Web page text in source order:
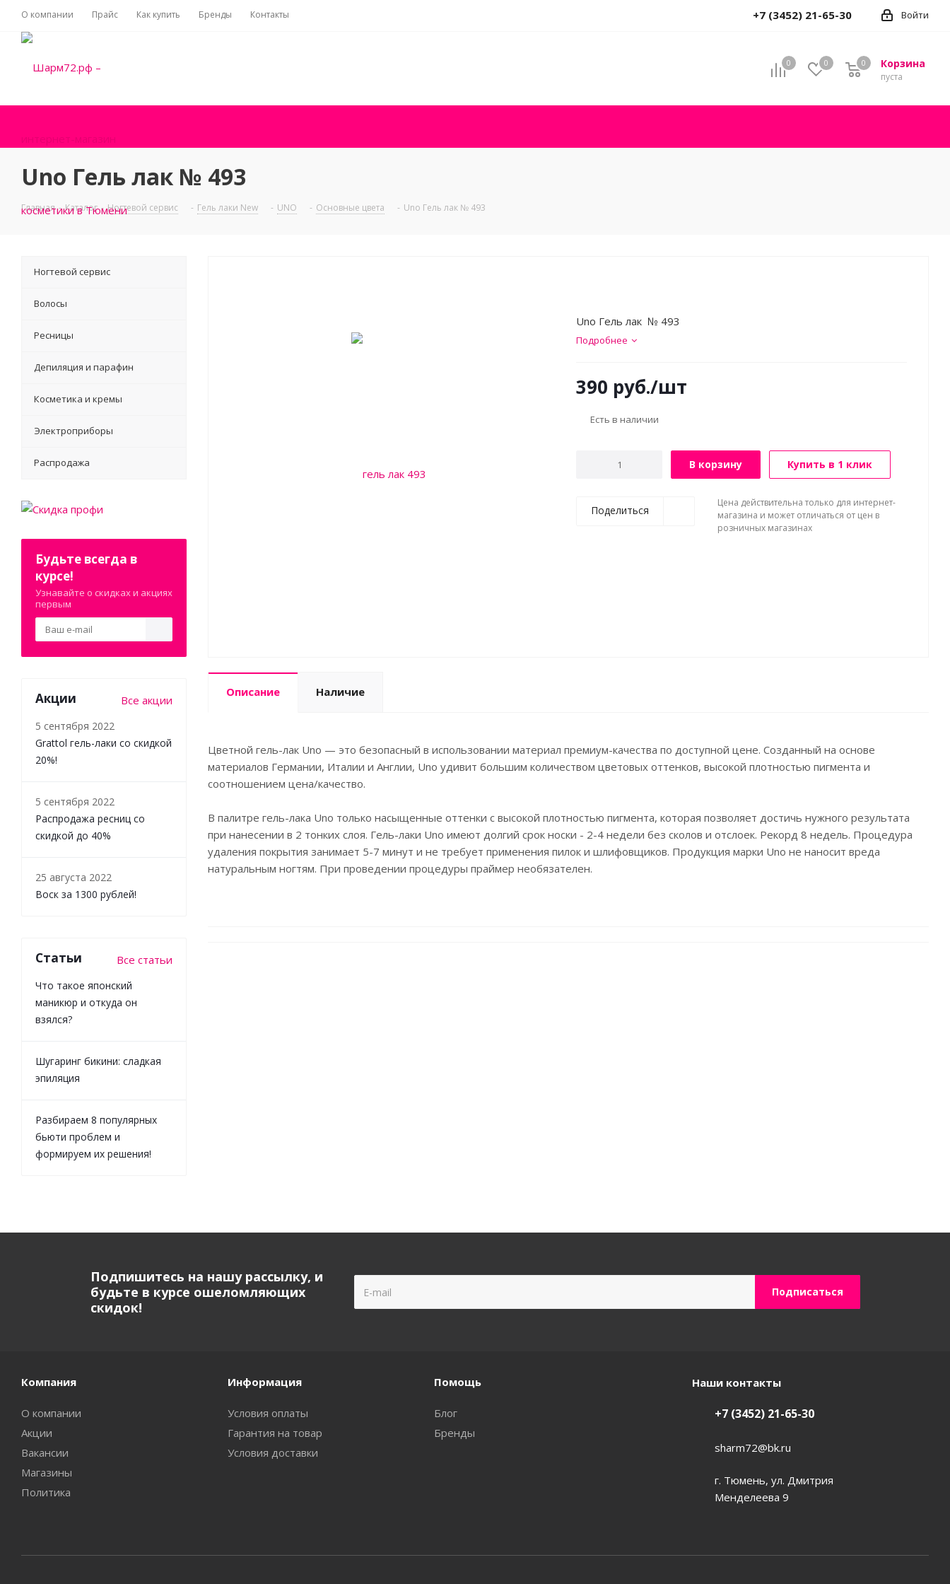
О компании Прайс Как купить Бренды Контакты Войти
+7 (3452) 21-65-30
0 0 Корзина
пуста
0
Uno Гель лак № 493
Главная - Каталог - Ногтевой сервис - Гель лаки New - UNO - Основные цвета - Uno Гель лак № 493
Uno Гель лак № 493
Подробнее
390 руб./шт
Есть в наличии
В корзину Купить в 1 клик
Поделиться
Цена действительна только для интернет-
магазина и может отличаться от цен в
розничных магазинах
Описание Наличие
Цветной гель-лак Uno — это безопасный в использовании материал премиум-качества по доступной цене. Созданный на основе
материалов Германии, Италии и Англии, Uno удивит большим количеством цветовых оттенков, высокой плотностью пигмента и
соотношением цена/качество.
В палитре гель-лака Uno только насыщенные оттенки c высокой плотностью пигмента, которая позволяет достичь нужного результата
при нанесении в 2 тонких слоя. Гель-лаки Uno имеют долгий срок носки - 2-4 недели без сколов и отслоек. Рекорд 8 недель. Процедура
удаления покрытия занимает 5-7 минут и не требует применения пилок и шлифовщиков. Продукция марки Uno не наносит вреда
натуральным ногтям. При проведении процедуры праймер необязателен.
Ногтевой сервис
Волосы
Ресницы
Депиляция и парафин
Косметика и кремы
Электроприборы
Распродажа
Будьте всегда в
курсе!
Узнавайте о скидках и акциях
первым
Акции Все акции
5 сентября 2022
Grattol гель-лаки со скидкой
20%!
5 сентября 2022
Распродажа ресниц со
скидкой до 40%
25 августа 2022
Воск за 1300 рублей!
Статьи Все статьи
Что такое японский
маникюр и откуда он
взялся?
Шугаринг бикини: сладкая
эпиляция
Разбираем 8 популярных
бьюти проблем и
формируем их решения!
Подпишитесь на нашу рассылку, и
будьте в курсе ошеломляющих
скидок!
Компания
О компании
Акции
Вакансии
Магазины
Политика
Информация
Условия оплаты
Гарантия на товар
Условия доставки
Помощь
Блог
Бренды
Наши контакты
+7 (3452) 21-65-30
sharm72@bk.ru
г. Тюмень, ул. Дмитрия
Менделеева 9